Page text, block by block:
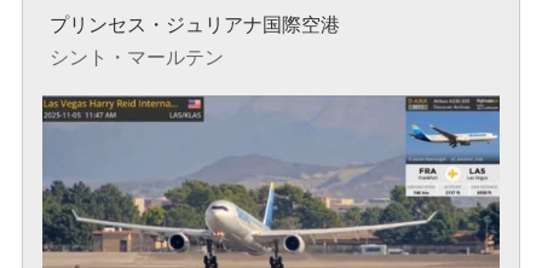
プリンセス・ジュリアナ国際空港
シント・マールテン